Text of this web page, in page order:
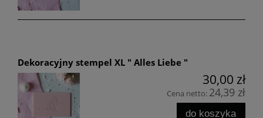
Dekoracyjny stempel XL " Alles Liebe "
30,00 zł
Cena netto: 24,39 zł
do koszyka